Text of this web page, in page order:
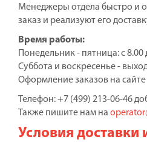
Менеджеры отдела быстро и
заказ и реализуют его
Время работы:
Понедельник - пятница: с 8.00
Суббота и воскресенье -
Оформление заказов на сайте
Телефон: +7 (499) 213-06-46
Также пишите нам на
Условия доставки